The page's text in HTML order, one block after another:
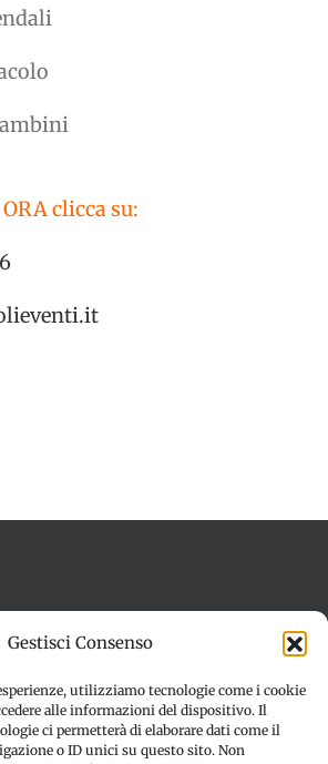
Gestisci Consenso
utilizziamo tecnologie come i cookie
alle informazioni del dispositivo. Il
ci permetterà di elaborare dati come il
o ID unici su questo sito. Non
clicca su:
Disconoscimento